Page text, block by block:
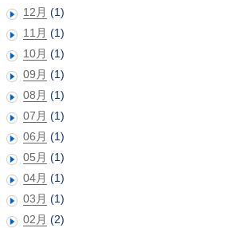
12月 (1)
11月 (1)
10月 (1)
09月 (1)
08月 (1)
07月 (1)
06月 (1)
05月 (1)
04月 (1)
03月 (1)
02月 (2)